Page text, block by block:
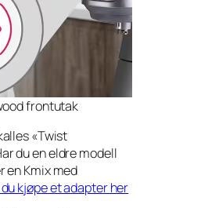
frontutak
«Twist
du en eldre modell
en Kmix med
kjøpe et adapter her